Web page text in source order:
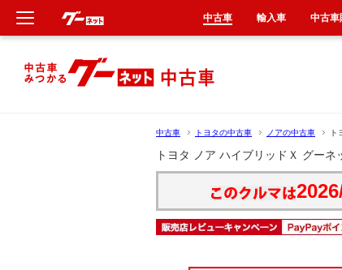
中古車 トヨタの中古車 ノアの中古車 ト
トヨタ ノア ハイブリッドＸ グーネ
中古車 輸入車 中古車
新車